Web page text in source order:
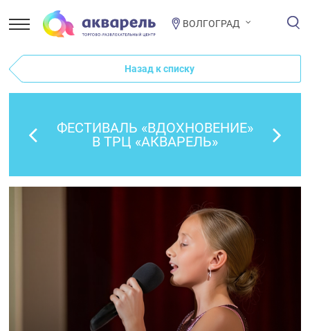
ВОЛГОГРАД
Назад к списку
ФЕСТИВАЛЬ «ВДОХНОВЕНИЕ»
В ТРЦ «АКВАРЕЛЬ»